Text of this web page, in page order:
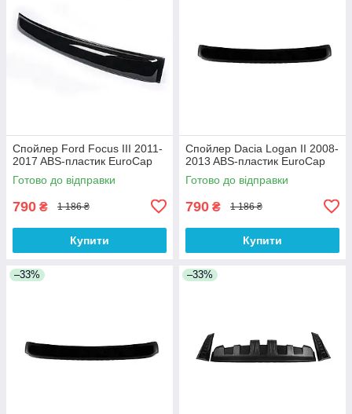
Спойлер Ford Focus III 2011-
2017 ABS-пластик EuroCap
Готово до відправки
790 ₴ 1 186 ₴
Купити
Спойлер Dacia Logan II 2008-
2013 ABS-пластик EuroCap
Готово до відправки
790 ₴ 1 186 ₴
Купити
–33% –33%